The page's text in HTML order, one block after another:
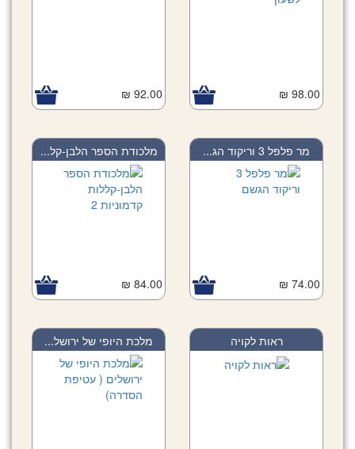
98.00 ₪
92.00 ₪
מר פלפל 3 וריקוד הג...
74.00 ₪
מלכודת הספר הלבן-קל...
84.00 ₪
ראות לקויה מלכת היופי של ירושל...